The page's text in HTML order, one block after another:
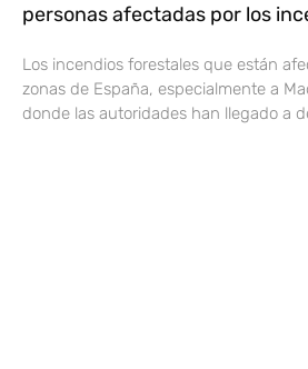
personas afectadas por los
Los incendios forestales que están
zonas de España, especialmente a
donde las autoridades han llegado a